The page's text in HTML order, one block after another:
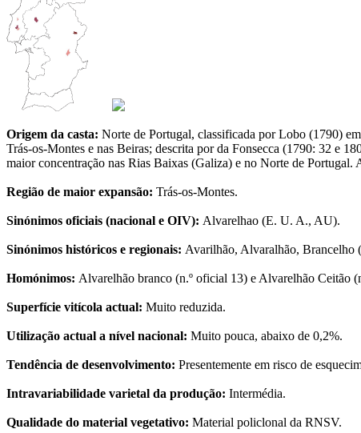
Origem da casta: Norte de Portugal, classificada por Lobo (1790) em
Trás-os-Montes e nas Beiras; descrita por da Fonsecca (1790: 32 e
maior concentração nas Rias Baixas (Galiza) e no Norte de
Região de maior expansão: Trás-os-Montes.
Sinónimos oficiais (nacional e OIV): Alvarelhao (E. U. A., AU).
Sinónimos históricos e regionais: Avarilhão, Alvaralhão, Brancelho
Homónimos: Alvarelhão branco (n.º oficial 13) e Alvarelhão Ceitão
Superfície vitícola actual: Muito reduzida.
Utilização actual a nível nacional: Muito pouca, abaixo de 0,2%.
Tendência de desenvolvimento: Presentemente em risco de
Intravariabilidade varietal da produção: Intermédia.
Qualidade do material vegetativo: Material policlonal da RNSV.